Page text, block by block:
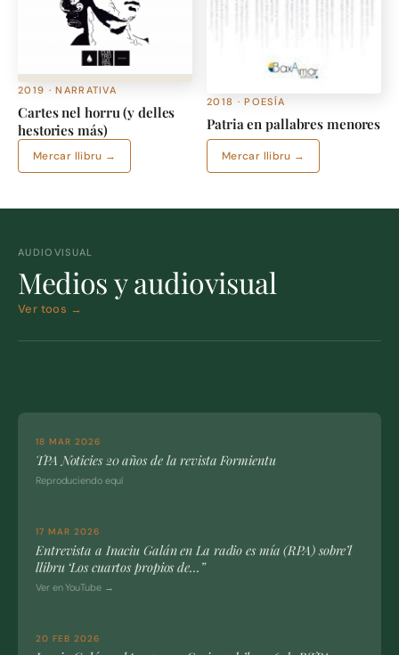
2019 · NARRATIVA
Cartes nel horru (y delles
hestories más)
Mercar llibru →
2018 · POESÍA
Patria en pallabres menores
Mercar llibru →
AUDIOVISUAL
Medios y audiovisual
Ver toos →
18 MAR 2026
TPA Noticies 20 años de la revista Formientu
Reproduciendo equí
17 MAR 2026
Entrevista a Inaciu Galán en La radio es mía (RPA) sobre’l
llibru ‘Los cuartos propios de…”
Ver en YouTube →
20 FEB 2026